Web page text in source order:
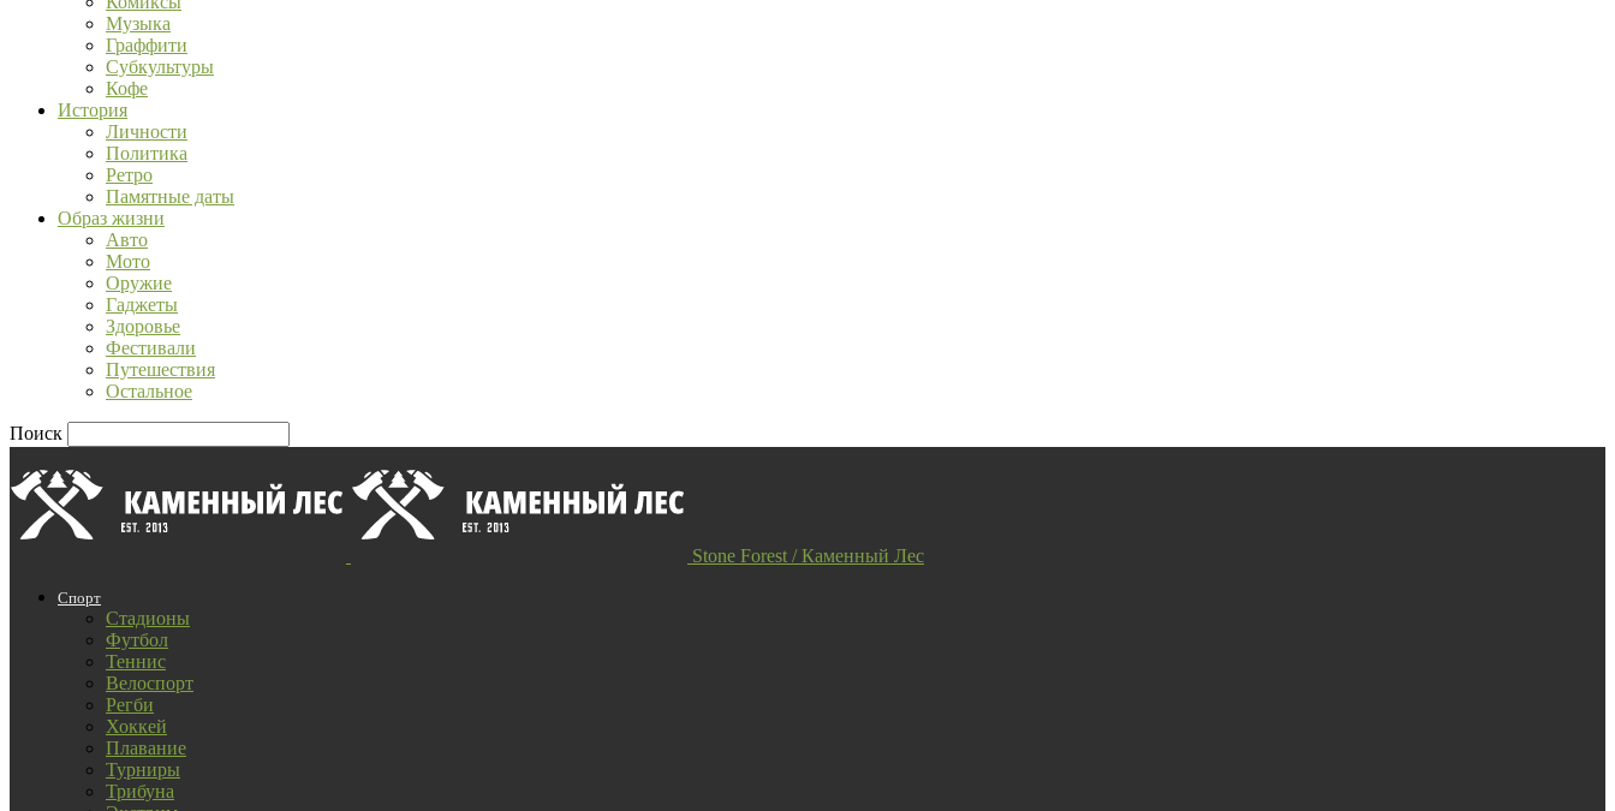
Музыка
Граффити
Субкультуры
Кофе
История
Личности
Политика
Ретро
Памятные даты
Образ жизни
Авто
Мото
Оружие
Гаджеты
Здоровье
Фестивали
Путешествия
Остальное
Поиск
Stone Forest / Каменный Лес
Спорт
Стадионы
Футбол
Теннис
Велоспорт
Регби
Хоккей
Плавание
Турниры
Трибуна